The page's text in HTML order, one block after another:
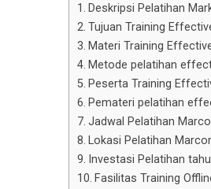
Deskripsi Pelatihan
Tujuan Training
Materi Training
Metode pelatihan
Peserta Training
Pemateri pelatihan
Jadwal Pelatihan
Lokasi Pelatihan
Investasi Pelatihan
Fasilitas Training